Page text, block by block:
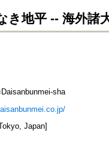
き地平 -- 海外諸
sha
Japan]